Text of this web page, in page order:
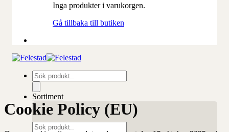
Inga produkter i varukorgen.
Gå tillbaka till butiken
Produktsökning
Sortiment
Produktsökning
Cookie Policy (EU)